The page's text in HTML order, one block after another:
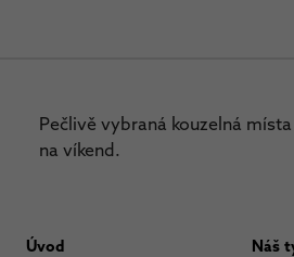
Pečlivě vybraná kouzelná
na víkend.
Úvod
Náš